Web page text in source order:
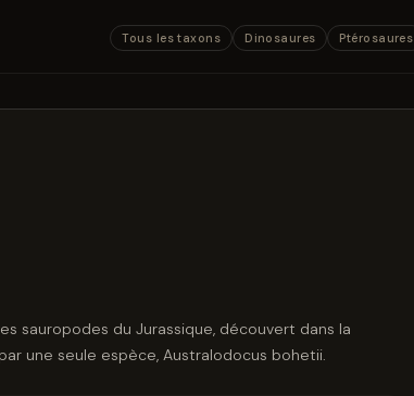
Tous les taxons Dinosaures Ptérosaures
sauropodes du Jurassique, découvert dans la
une seule espèce, Australodocus bohetii.